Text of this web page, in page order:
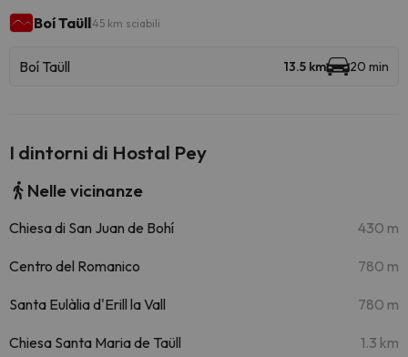
Boí Taüll45 km sciabili
Boí Taüll 13.5 km 20 min
I dintorni di Hostal Pey
Nelle vicinanze
Chiesa di San Juan de Bohí 430 m
Centro del Romanico 780 m
Santa Eulàlia d'Erill la Vall 780 m
Chiesa Santa Maria de Taüll 1.3 km